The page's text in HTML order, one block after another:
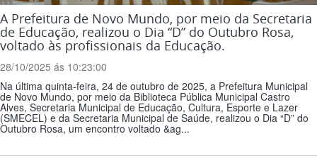
A Prefeitura de Novo Mundo, por meio da Secretaria
de Educação, realizou o Dia “D” do Outubro Rosa,
voltado às profissionais da Educação.
28/10/2025 ás 10:23:00
Na última quinta-feira, 24 de outubro de 2025, a Prefeitura Municipal
de Novo Mundo, por meio da Biblioteca Pública Municipal Castro
Alves, Secretaria Municipal de Educação, Cultura, Esporte e Lazer
(SMECEL) e da Secretaria Municipal de Saúde, realizou o Dia “D” do
Outubro Rosa, um encontro voltado &ag...